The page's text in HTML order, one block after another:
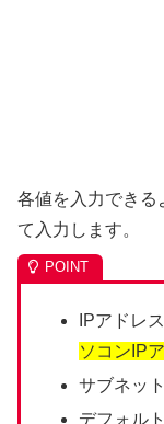
各値を入力できる
て入力します。
IPアドレ
ソコンIP
サブネッ
デフォル